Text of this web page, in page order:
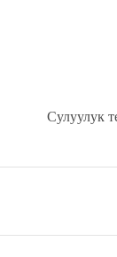
Сулуулук